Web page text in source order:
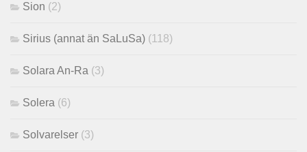
Sion (2)
Sirius (annat än SaLuSa) (118)
Solara An-Ra (3)
Solera (6)
Solvarelser (3)